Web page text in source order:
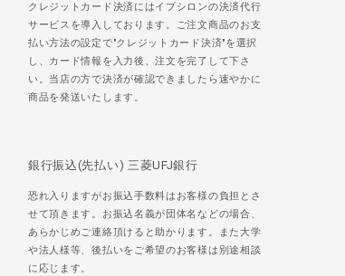
クレジットカード決済にはイプシロンの決済代行
サービスを導入しております。ご注文商品のお支
払い方法の設定で"クレジットカード決済"を選択
し、カード情報を入力後、注文を完了して下さ
い。当店の方で決済が確認できましたら速やかに
商品を発送いたします。
銀行振込(先払い) 三菱UFJ銀行
恐れ入りますがお振込手数料はお客様の負担とさ
せて頂きます。お振込名義が団体名などの場合、
あらかじめご連絡頂けると助かります。また大学
や法人様等、後払いをご希望のお客様は別途相談
に応じます。